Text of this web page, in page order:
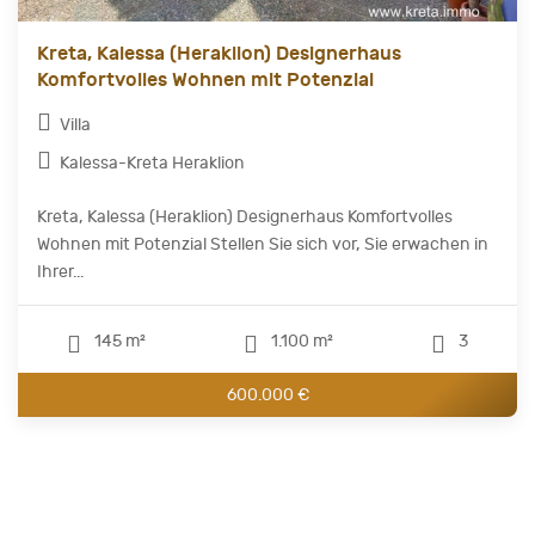
Kreta, Kalessa (Heraklion) Designerhaus
Komfortvolles Wohnen mit Potenzial
Villa
Kalessa-Kreta Heraklion
Kreta, Kalessa (Heraklion) Designerhaus Komfortvolles
Wohnen mit Potenzial Stellen Sie sich vor, Sie erwachen in
Ihrer...
145 m² 1.100 m² 3
600.000 €